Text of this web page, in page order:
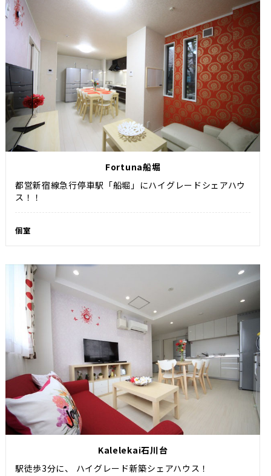
Fortuna船堀
都営新宿線急行停車駅「船堀」にハイグレードシェアハウ
ス！！
個室
Kalelekai石川台
駅徒歩3分に、 ハイグレード新築シェアハウス！